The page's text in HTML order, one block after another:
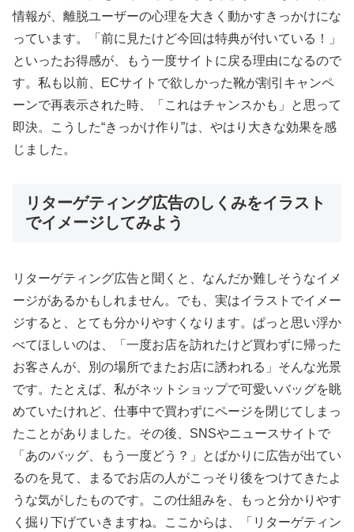
情報が、離脱ユーザーの心理を大きく動かすきっかけにな
っています。「前に見たけど今回は特典が付いている！」
といったお得感が、もう一度サイトに戻る理由になるので
す。私も以前、ECサイトで欲しかった靴が割引キャンペ
ーンで再表示された時、「これはチャンスかも」と思って
即決。こうした“きっかけ作り”は、やはり大きな効果を感
じました。
リターゲティング広告のしくみをイラスト
でイメージしてみよう
リターゲティング広告と聞くと、なんだか難しそうなイメ
ージがあるかもしれません。でも、実はイラストでイメー
ジすると、とても分かりやすくなります。ぱっと思い浮か
べてほしいのは、「一度お店を訪れたけど買わずに帰った
お客さんが、別の場所でまたお店に誘われる」そんな光景
です。たとえば、私がネットショップで可愛いバッグを眺
めていたけれど、仕事中で買わずにページを閉じてしまっ
たことがありました。その後、SNSやニュースサイトで
「あのバッグ、もう一度どう？」とばかりに広告が出てい
るのを見て、まるでお店の人がこっそり後をつけてきたよ
うな気がしたものです。この仕組みを、もっと分かりやす
く掘り下げていきますね。ここからは、「リターゲティン